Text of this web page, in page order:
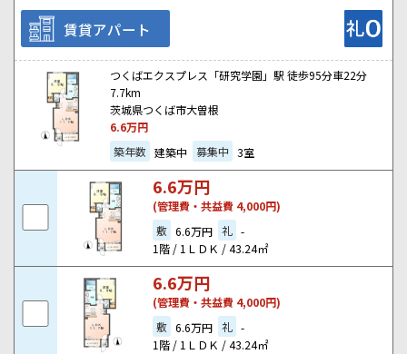
賃貸アパート
つくばエクスプレス「研究学園」駅 徒歩95分車22分
7.7km
茨城県つくば市大曽根
6.6万円
築年数 建築中 募集中 3室
6.6万円
(管理費・共益費 4,000円)
敷 6.6万円 礼 -
1階 / 1ＬＤＫ / 43.24㎡
6.6万円
(管理費・共益費 4,000円)
敷 6.6万円 礼 -
1階 / 1ＬＤＫ / 43.24㎡